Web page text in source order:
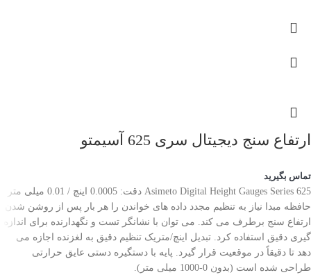
ارتفاع سنج دیجیتال سری 625 آسیمتو
تماس بگیرید
Asimeto Digital Height Gauges Series 625 دقت: 0.0005 اینچ / 0.01 میلی متر
حافظه مبدا نیاز به تنظیم مجدد داده های خواندن را هر بار پس از روشن شدن
ارتفاع سنج برطرف می کند. می توان با نشانگر تست و نگهدارنده برای اندازه
گیری دقیق استفاده کرد. تبدیل اینچ/متریک تنظیم دقیق به لغزنده اجازه می
دهد تا دقیقاً در موقعیت قرار گیرد. پایه با دستگیره دستی عایق حرارتی
طراحی شده است (بدون 0-1000 میلی متر).